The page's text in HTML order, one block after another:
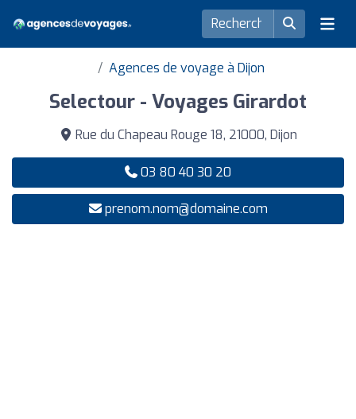
Agences de voyage à Dijon
Selectour - Voyages Girardot
Rue du Chapeau Rouge 18, 21000, Dijon
03 80 40 30 20
prenom.nom@domaine.com